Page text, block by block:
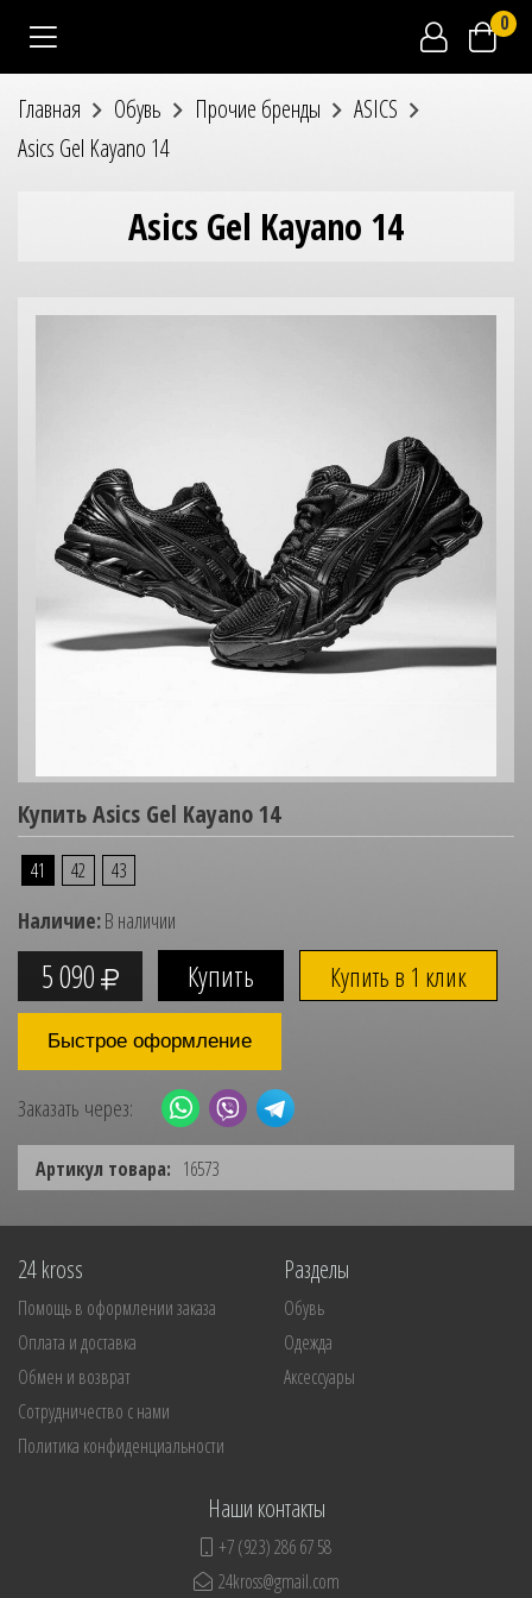
0
Главная Обувь Прочие бренды
ASICS
Asics Gel Kayano 14
Asics Gel Kayano 14
Купить Asics Gel Kayano 14
41 42 43
Наличие:В наличии
5 090 Купить в 1 клик
Быстрое оформление
Заказать через:
Артикул товара: 16573
24 kross
Помощь в оформлении заказа
Оплата и доставка
Обмен и возврат
Сотрудничество с нами
Политика конфиденциальности
Разделы
Обувь
Одежда
Аксессуары
Наши контакты
+7 (923) 286 67 58
24kross@gmail.com